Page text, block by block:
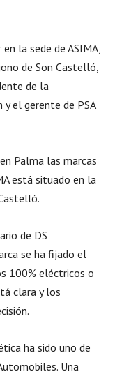
la sede de ASIMA,
de Son Castelló,
de la
el gerente de PSA
Palma las marcas
está situado en la
de DS
se ha fijado el
100% eléctricos o
clara y los
ha sido uno de
Una